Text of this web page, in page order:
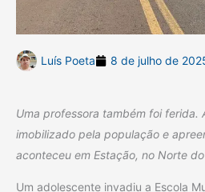
Luís Poeta 8 de julho de
Uma professora também foi ferida.
imobilizado pela população e
aconteceu em Estação, no Norte
Um adolescente invadiu a Escola